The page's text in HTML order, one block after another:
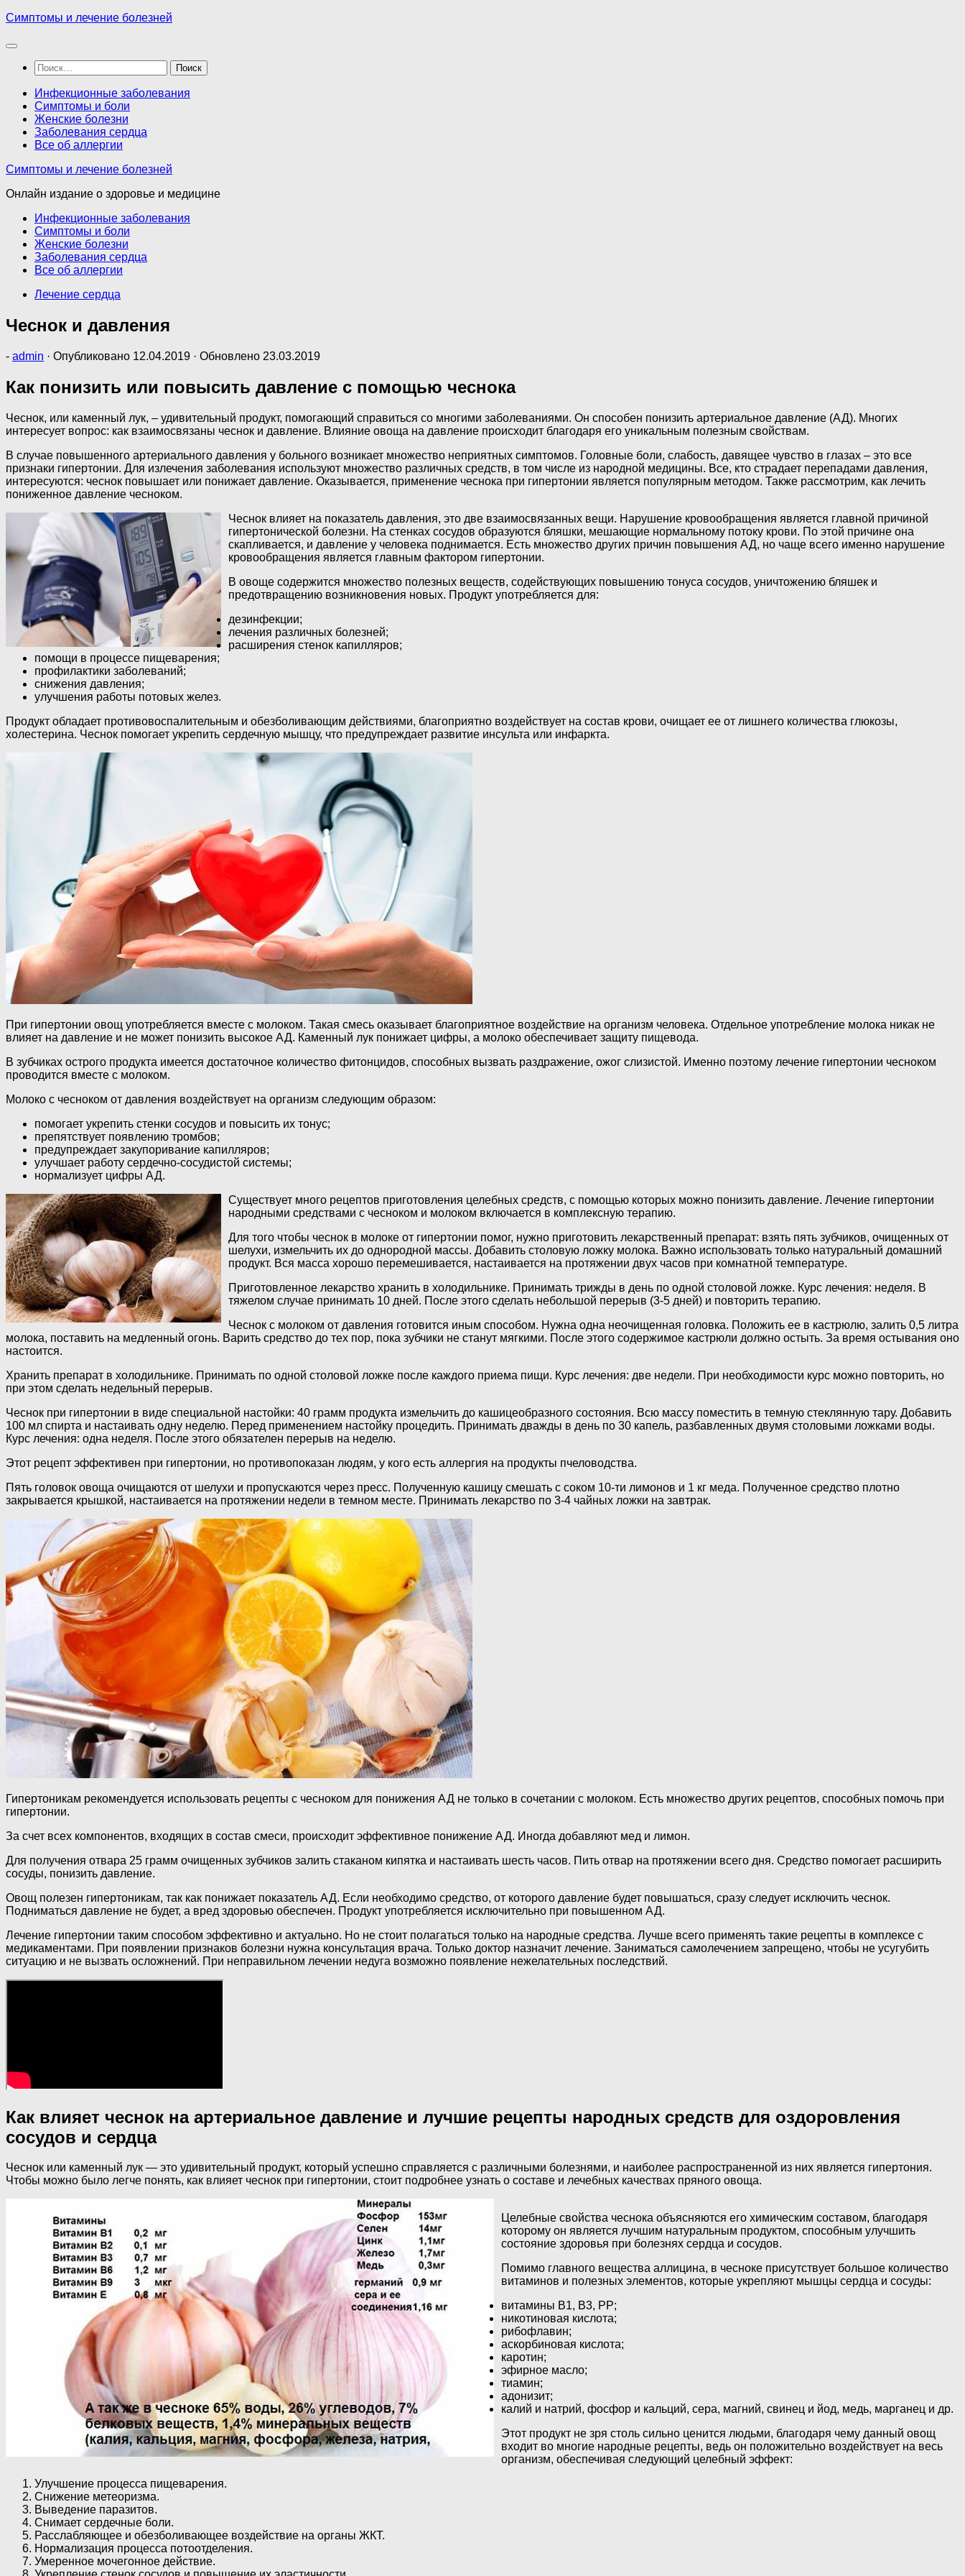
Перейти
содержимому
Симптомы и лечение болезней
Найти:
Инфекционные заболевания
Симптомы и боли
Женские болезни
Заболевания сердца
Все об аллергии
Симптомы и лечение болезней
Онлайн издание о здоровье и медицине
Инфекционные заболевания
Симптомы и боли
Женские болезни
Заболевания сердца
Все об аллергии
Лечение сердца
Чеснок и давления
- admin · Опубликовано 12.04.2019 · Обновлено 23.03.2019
Как понизить или повысить давление с помощью чеснока
Чеснок, или каменный лук, – удивительный продукт, помогающий справиться со многими заболеваниями. Он способен понизить артериальное давление (АД). Многих
интересует вопрос: как взаимосвязаны чеснок и давление. Влияние овоща на давление происходит благодаря его уникальным полезным свойствам.
В случае повышенного артериального давления у больного возникает множество неприятных симптомов. Головные боли, слабость, давящее чувство в глазах – это все
признаки гипертонии. Для излечения заболевания используют множество различных средств, в том числе из народной медицины. Все, кто страдает перепадами давления,
интересуются: чеснок повышает или понижает давление. Оказывается, применение чеснока при гипертонии является популярным методом. Также рассмотрим, как лечить
пониженное давление чесноком.
Чеснок влияет на показатель давления, это две взаимосвязанных вещи. Нарушение кровообращения является главной причиной
гипертонической болезни. На стенках сосудов образуются бляшки, мешающие нормальному потоку крови. По этой причине она
скапливается, и давление у человека поднимается. Есть множество других причин повышения АД, но чаще всего именно нарушение
кровообращения является главным фактором гипертонии.
В овоще содержится множество полезных веществ, содействующих повышению тонуса сосудов, уничтожению бляшек и
предотвращению возникновения новых. Продукт употребляется для:
дезинфекции;
лечения различных болезней;
расширения стенок капилляров;
помощи в процессе пищеварения;
профилактики заболеваний;
снижения давления;
улучшения работы потовых желез.
Продукт обладает противовоспалительным и обезболивающим действиями, благоприятно воздействует на состав крови, очищает ее от лишнего количества глюкозы,
холестерина. Чеснок помогает укрепить сердечную мышцу, что предупреждает развитие инсульта или инфаркта.
При гипертонии овощ употребляется вместе с молоком. Такая смесь оказывает благоприятное воздействие на организм человека. Отдельное употребление молока никак не
влияет на давление и не может понизить высокое АД. Каменный лук понижает цифры, а молоко обеспечивает защиту пищевода.
В зубчиках острого продукта имеется достаточное количество фитонцидов, способных вызвать раздражение, ожог слизистой. Именно поэтому лечение гипертонии чесноком
проводится вместе с молоком.
Молоко с чесноком от давления воздействует на организм следующим образом:
помогает укрепить стенки сосудов и повысить их тонус;
препятствует появлению тромбов;
предупреждает закупоривание капилляров;
улучшает работу сердечно-сосудистой системы;
нормализует цифры АД.
Существует много рецептов приготовления целебных средств, с помощью которых можно понизить давление. Лечение гипертонии
народными средствами с чесноком и молоком включается в комплексную терапию.
Для того чтобы чеснок в молоке от гипертонии помог, нужно приготовить лекарственный препарат: взять пять зубчиков, очищенных от
шелухи, измельчить их до однородной массы. Добавить столовую ложку молока. Важно использовать только натуральный домашний
продукт. Вся масса хорошо перемешивается, настаивается на протяжении двух часов при комнатной температуре.
Приготовленное лекарство хранить в холодильнике. Принимать трижды в день по одной столовой ложке. Курс лечения: неделя. В
тяжелом случае принимать 10 дней. После этого сделать небольшой перерыв (3-5 дней) и повторить терапию.
Чеснок с молоком от давления готовится иным способом. Нужна одна неочищенная головка. Положить ее в кастрюлю, залить 0,5 литра
молока, поставить на медленный огонь. Варить средство до тех пор, пока зубчики не станут мягкими. После этого содержимое кастрюли должно остыть. За время остывания оно
настоится.
Хранить препарат в холодильнике. Принимать по одной столовой ложке после каждого приема пищи. Курс лечения: две недели. При необходимости курс можно повторить, но
при этом сделать недельный перерыв.
Чеснок при гипертонии в виде специальной настойки: 40 грамм продукта измельчить до кашицеобразного состояния. Всю массу поместить в темную стеклянную тару. Добавить
100 мл спирта и настаивать одну неделю. Перед применением настойку процедить. Принимать дважды в день по 30 капель, разбавленных двумя столовыми ложками воды.
Курс лечения: одна неделя. После этого обязателен перерыв на неделю.
Этот рецепт эффективен при гипертонии, но противопоказан людям, у кого есть аллергия на продукты пчеловодства.
Пять головок овоща очищаются от шелухи и пропускаются через пресс. Полученную кашицу смешать с соком 10-ти лимонов и 1 кг меда. Полученное средство плотно
закрывается крышкой, настаивается на протяжении недели в темном месте. Принимать лекарство по 3-4 чайных ложки на завтрак.
Гипертоникам рекомендуется использовать рецепты с чесноком для понижения АД не только в сочетании с молоком. Есть множество других рецептов, способных помочь при
гипертонии.
За счет всех компонентов, входящих в состав смеси, происходит эффективное понижение АД. Иногда добавляют мед и лимон.
Для получения отвара 25 грамм очищенных зубчиков залить стаканом кипятка и настаивать шесть часов. Пить отвар на протяжении всего дня. Средство помогает расширить
сосуды, понизить давление.
Овощ полезен гипертоникам, так как понижает показатель АД. Если необходимо средство, от которого давление будет повышаться, сразу следует исключить чеснок.
Подниматься давление не будет, а вред здоровью обеспечен. Продукт употребляется исключительно при повышенном АД.
Лечение гипертонии таким способом эффективно и актуально. Но не стоит полагаться только на народные средства. Лучше всего применять такие рецепты в комплексе с
медикаментами. При появлении признаков болезни нужна консультация врача. Только доктор назначит лечение. Заниматься самолечением запрещено, чтобы не усугубить
ситуацию и не вызвать осложнений. При неправильном лечении недуга возможно появление нежелательных последствий.
Как влияет чеснок на артериальное давление и лучшие рецепты народных средств для оздоровления
сосудов и сердца
Чеснок или каменный лук — это удивительный продукт, который успешно справляется с различными болезнями, и наиболее распространенной из них является гипертония.
Чтобы можно было легче понять, как влияет чеснок при гипертонии, стоит подробнее узнать о составе и лечебных качествах пряного овоща.
Целебные свойства чеснока объясняются его химическим составом, благодаря
которому он является лучшим натуральным продуктом, способным улучшить
состояние здоровья при болезнях сердца и сосудов.
Помимо главного вещества аллицина, в чесноке присутствует большое количество
витаминов и полезных элементов, которые укрепляют мышцы сердца и сосуды:
витамины В1, В3, РР;
никотиновая кислота;
рибофлавин;
аскорбиновая кислота;
каротин;
эфирное масло;
тиамин;
адонизит;
калий и натрий, фосфор и кальций, сера, магний, свинец и йод, медь, марганец и др.
Этот продукт не зря столь сильно ценится людьми, благодаря чему данный овощ
входит во многие народные рецепты, ведь он положительно воздействует на весь
организм, обеспечивая следующий целебный эффект:
Улучшение процесса пищеварения.
Снижение метеоризма.
Выведение паразитов.
Снимает сердечные боли.
Расслабляющее и обезболивающее воздействие на органы ЖКТ.
Нормализация процесса потоотделения.
Умеренное мочегонное действие.